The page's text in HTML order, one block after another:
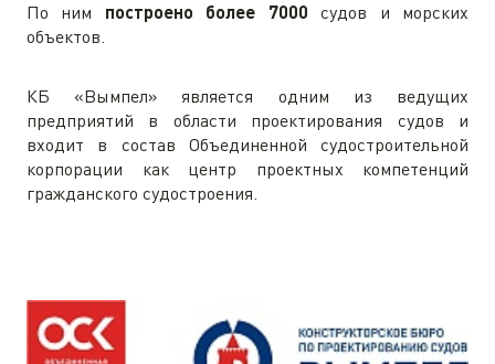
По ним построено более 7000 судов и морских
объектов.
КБ «Вымпел» является одним из ведущих
предприятий в области проектирования судов и
входит в состав Объединенной судостроительной
корпорации как центр проектных компетенций
гражданского судостроения.